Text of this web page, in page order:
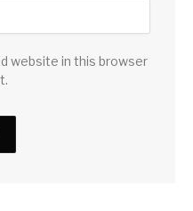
website in this browser